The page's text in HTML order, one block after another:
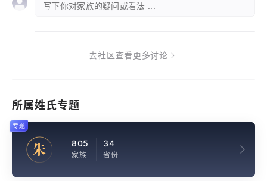
写下你对家族的疑问或看法 ...
去社区查看更多讨论
所属姓氏专题
朱 805
家族
34
省份
专题